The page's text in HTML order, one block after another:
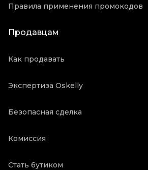
Правила применения промокодов
Продавцам
Как продавать
Экспертиза Oskelly
Безопасная сделка
Комиссия
Стать бутиком